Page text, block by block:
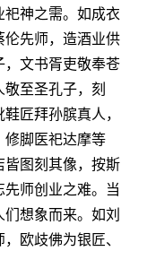
神之需。如成衣
伦先师，造酒业供
，文书胥吏敬奉苍
至圣孔子，刻
匠拜孙膑真人，
修脚医祀达摩等
皆图刻其像，按斯
师创业之难。当
想象而来。如刘
欧歧佛为银匠、